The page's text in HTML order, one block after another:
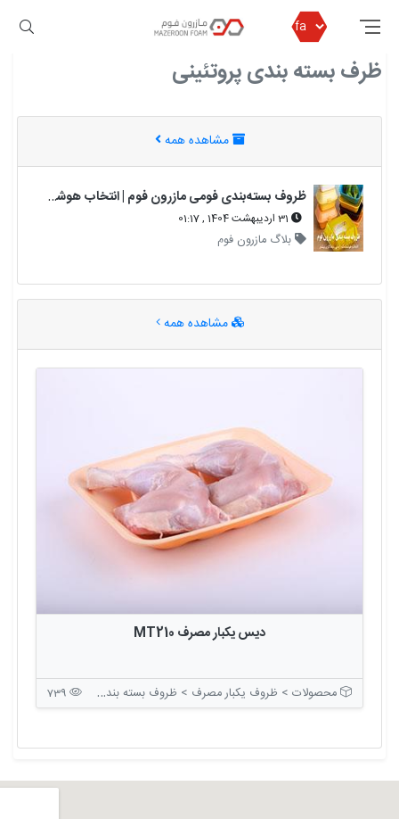
مازرون فوم ظرف بسته بندی پروتئینی
ظرف بسته بندی پروتئینی
مشاهده همه
ظروف بسته‌بندی فومی مازرون فوم | انتخاب هوشمندانه برای ایمنی، بهداشت و ماندگاری بیشتر
31 اردیبهشت 1404 , 01:17
بلاگ مازرون فوم
مشاهده همه
دیس یکبار مصرف MT210
محصولات > ظروف یکبار مصرف > ظروف بسته بندی بدون درب